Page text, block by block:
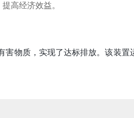
高经济效益。
物质，实现了达标排放。该装置